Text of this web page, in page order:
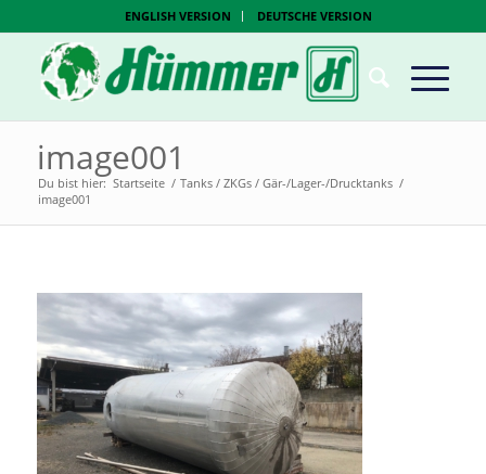
ENGLISH VERSION DEUTSCHE VERSION
image001
Du bist hier: Startseite / Tanks / ZKGs / Gär-/Lager-/Drucktanks /
image001